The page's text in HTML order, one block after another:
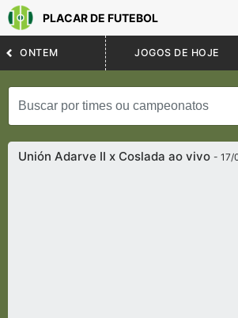
PLACAR DE FUTEBOL
ONTEM JOGOS DE HOJE
Unión Adarve II x Coslada ao vivo- 17/